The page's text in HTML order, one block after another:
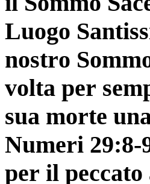
Luogo
no­stro
volta per
sua morte
Numeri 29:8-
per il peccato